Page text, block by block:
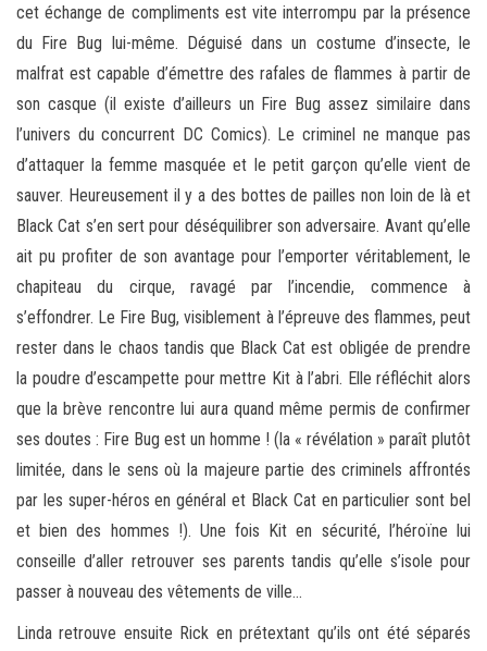
cet échange de compliments est vite interrompu par la présence
du Fire Bug lui-même. Déguisé dans un costume d’insecte, le
malfrat est capable d’émettre des rafales de flammes à partir de
son casque (il existe d’ailleurs un Fire Bug assez similaire dans
l’univers du concurrent DC Comics). Le criminel ne manque pas
d’attaquer la femme masquée et le petit garçon qu’elle vient de
sauver. Heureusement il y a des bottes de pailles non loin de là et
Black Cat s’en sert pour déséquilibrer son adversaire. Avant qu’elle
ait pu profiter de son avantage pour l’emporter véritablement, le
chapiteau du cirque, ravagé par l’incendie, commence à
s’effondrer. Le Fire Bug, visiblement à l’épreuve des flammes, peut
rester dans le chaos tandis que Black Cat est obligée de prendre
la poudre d’escampette pour mettre Kit à l’abri. Elle réfléchit alors
que la brève rencontre lui aura quand même permis de confirmer
ses doutes : Fire Bug est un homme ! (la « révélation » paraît plutôt
limitée, dans le sens où la majeure partie des criminels affrontés
par les super-héros en général et Black Cat en particulier sont bel
et bien des hommes !). Une fois Kit en sécurité, l’héroïne lui
conseille d’aller retrouver ses parents tandis qu’elle s’isole pour
passer à nouveau des vêtements de ville…
Linda retrouve ensuite Rick en prétextant qu’ils ont été séparés